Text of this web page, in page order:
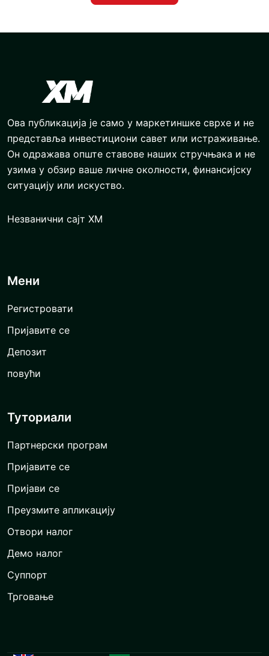
Ова публикација је само у маркетиншке сврхе и не
представља инвестициони савет или истраживање.
Он одражава опште ставове наших стручњака и не
узима у обзир ваше личне околности, финансијску
ситуацију или искуство.
Незванични сајт XM
Мени
Регистровати
Пријавите се
Депозит
повући
Туториали
Партнерски програм
Пријавите се
Пријави се
Преузмите апликацију
Отвори налог
Демо налог
Суппорт
Трговање